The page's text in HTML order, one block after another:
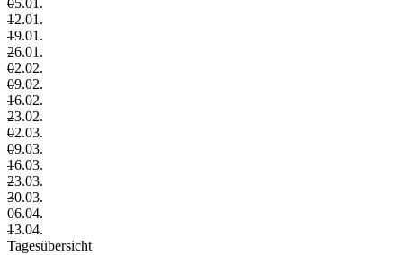
–
05.01.
–
12.01.
–
19.01.
–
26.01.
–
02.02.
–
09.02.
–
16.02.
–
23.02.
–
02.03.
–
09.03.
–
16.03.
–
23.03.
–
30.03.
–
06.04.
–
13.04.
Tagesübersicht